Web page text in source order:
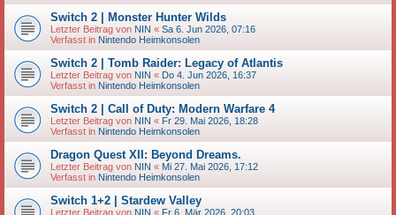
Switch 2 | Monster Hunter Wilds
Letzter Beitrag von NIN « Sa 6. Jun 2026, 07:16
Verfasst in Nintendo Heimkonsolen
Switch 2 | Tomb Raider: Legacy of Atlantis
Letzter Beitrag von NIN « Do 4. Jun 2026, 16:37
Verfasst in Nintendo Heimkonsolen
Switch 2 | Call of Duty: Modern Warfare 4
Letzter Beitrag von NIN « Fr 29. Mai 2026, 18:28
Verfasst in Nintendo Heimkonsolen
Dragon Quest XII: Beyond Dreams.
Letzter Beitrag von NIN « Mi 27. Mai 2026, 17:12
Verfasst in Nintendo Heimkonsolen
Switch 1+2 | Stardew Valley
Letzter Beitrag von NIN « Fr 6. Mär 2026, 20:03